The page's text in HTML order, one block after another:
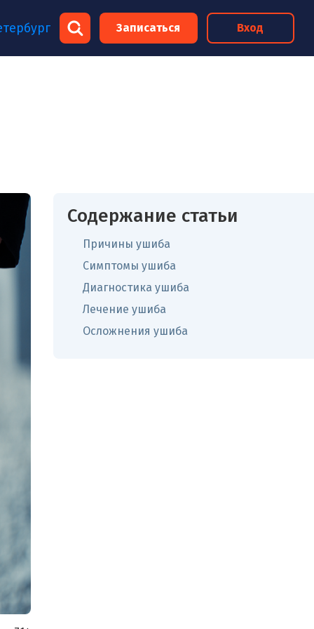
Записаться Вход
Содержание статьи
Причины ушиба
Симптомы ушиба
Диагностика ушиба
Лечение ушиба
Осложнения ушиба
×